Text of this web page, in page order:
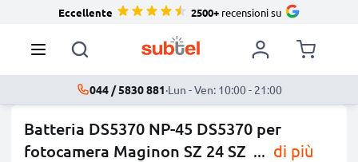
Eccellente 2500+recensioni su
044 / 5830 881·Lun - Ven: 10:00 - 21:00
Batteria DS5370 NP-45 DS5370 per
fotocamera Maginon SZ 24 SZ ... di più